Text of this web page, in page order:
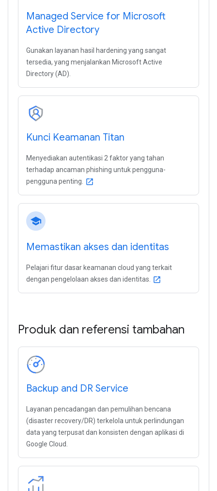
Managed Service for Microsoft
Active Directory
Gunakan layanan hasil hardening yang sangat
tersedia, yang menjalankan Microsoft Active
Directory (AD).
Kunci Keamanan Titan
Menyediakan autentikasi 2 faktor yang tahan
terhadap ancaman phishing untuk pengguna-
pengguna penting.
open_in_new
school
Memastikan akses dan identitas
Pelajari fitur dasar keamanan cloud yang terkait
dengan pengelolaan akses dan identitas.
open_in_new
Produk dan referensi tambahan
Backup and DR Service
Layanan pencadangan dan pemulihan bencana
(disaster recovery/DR) terkelola untuk perlindungan
data yang terpusat dan konsisten dengan aplikasi di
Google Cloud.